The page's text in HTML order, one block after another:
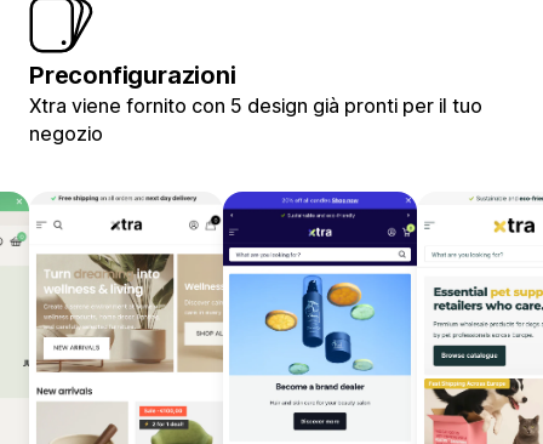
Preconfigurazioni
Xtra viene fornito con 5 design già pronti per il tuo
negozio